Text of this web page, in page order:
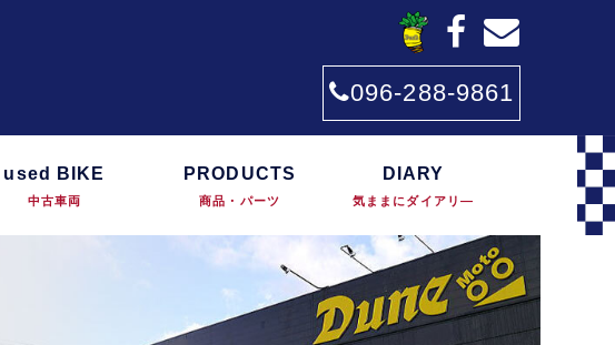
096-288-9861
used BIKE
中古車両
PRODUCTS
商品・パーツ
DIARY
気ままにダイアリ―